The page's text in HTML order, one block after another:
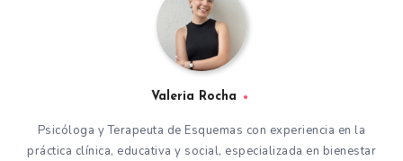
Valeria Rocha
Psicóloga y Terapeuta de Esquemas con experiencia en la
práctica clínica, educativa y social, especializada en bienestar